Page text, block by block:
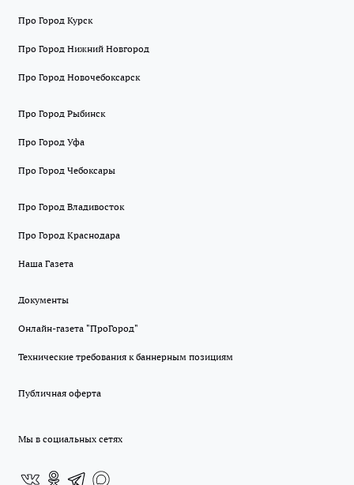
Про Город Курск
Про Город Нижний Новгород
Про Город Новочебоксарск
Про Город Рыбинск
Про Город Уфа
Про Город Чебоксары
Про Город Владивосток
Про Город Краснодара
Наша Газета
Документы
Онлайн-газета "ПроГород"
Технические требования к баннерным позициям
Публичная оферта
Мы в социальных сетях